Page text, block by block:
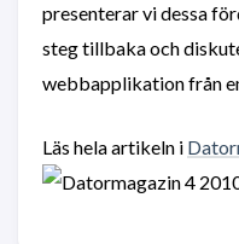
presenterar vi dessa
steg tillbaka och
webbapplikation från
Läs hela artikeln i